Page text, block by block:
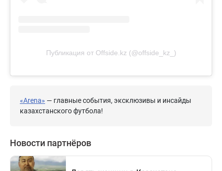
Публикация от Offside.kz (@offside_kz_)
«Arena» — главные события, эксклюзивы и инсайды
казахстанского футбола!